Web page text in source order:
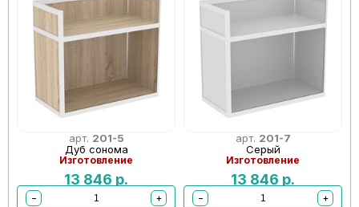
арт. 201-5
Дуб сонома
Изготовление
13 846 р.
−
+
арт. 201-7
Серый
Изготовление
13 846 р.
−
+